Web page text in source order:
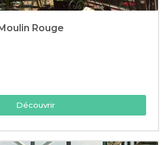
Rouge
Découvrir